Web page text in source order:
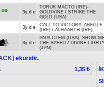
DB 3y d e
TORUK MACTO (IRE)-
GOLDVINE / STRIKE THE
GOLD (USA)
3y d e CALL TO VICTORY- ABEILLE
(IRE) / ALHAARTH (IRE)
3y d e
PAPA CLEM (USA)- SHOW
THE SPEED / DIVINE LIGHT*
(JPN)
eküridir.
1,35 ₺